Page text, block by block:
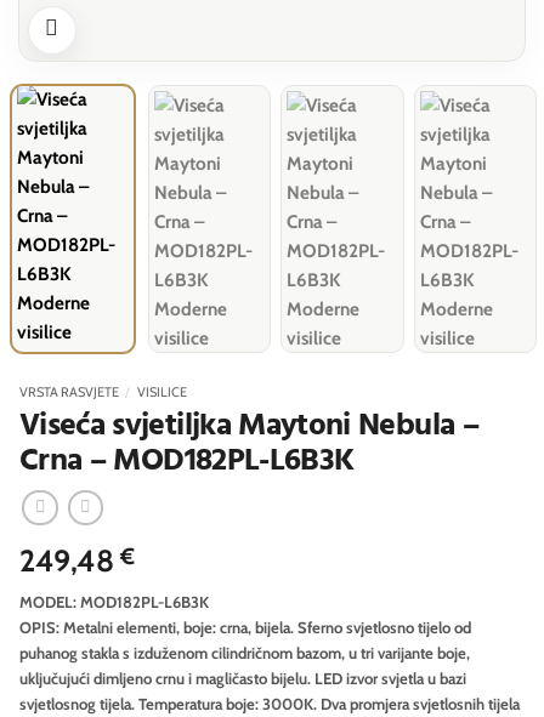
VRSTA RASVJETE / VISILICE
Viseća svjetiljka Maytoni Nebula –
Crna – MOD182PL-L6B3K
249,48€
MODEL: MOD182PL-L6B3K
OPIS: Metalni elementi, boje: crna, bijela. Sferno svjetlosno tijelo od
puhanog stakla s izduženom cilindričnom bazom, u tri varijante boje,
uključujući dimljeno crnu i magličasto bijelu. LED izvor svjetla u bazi
svjetlosnog tijela. Temperatura boje: 3000K. Dva promjera svjetlosnih tijela